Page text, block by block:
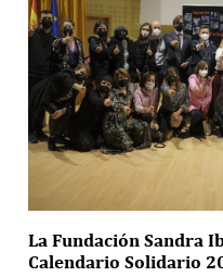
La Fundación Sandra
Calendario Solidario